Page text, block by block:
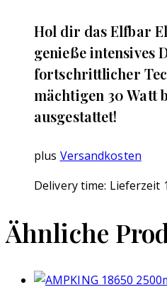
Hol dir das Elfbar
genieße intensives
fortschrittlicher
mächtigen 30 Watt
ausgestattet!
plus Versandkosten
Delivery time: Lieferzeit
Ähnliche